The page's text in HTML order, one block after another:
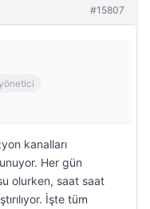
#15807
kanalları
Her gün
olurken, saat saat
İşte tüm